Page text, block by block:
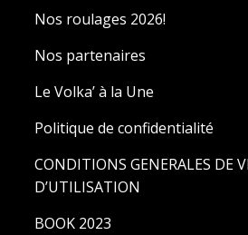
Nos roulages 2026!
Nos partenaires
Le Volka’ à la Une
Politique de confidentialité
CONDITIONS GENERALES DE
D’UTILISATION
BOOK 2023